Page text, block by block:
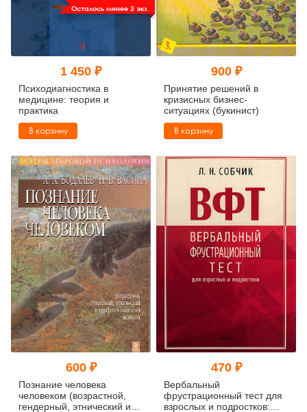
Осталось менее 3 экз.
1 450 ₽
Психодиагностика в
медицине: теория и
практика
В корзину
900 ₽
Принятие решений в
кризисных бизнес-
ситуациях (букинист)
В корзину
600 ₽
Познание человека
человеком (возрастной,
гендерный, этнический и
470 ₽
Вербальный
фрустрационный тест для
взрослых и подростков: